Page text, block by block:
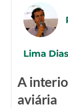
Lima Dias
A
aviária